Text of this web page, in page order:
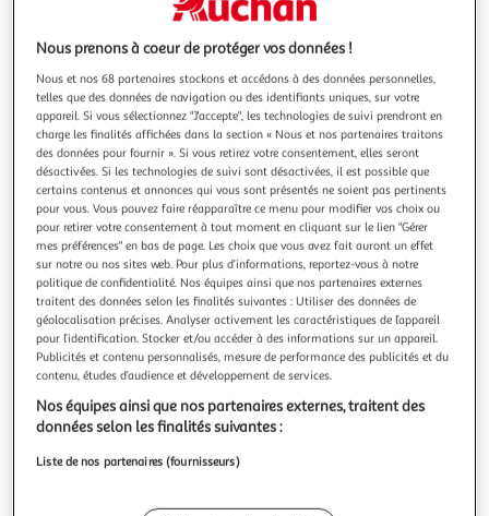
ESPACE-BRICOLAGE
Brosse pour piscine - 25 cm
Description :Présentation :Brosse pour piscine - 25 cm,
utiliser cette brosse de piscine pour nettoyer votre piscine.
Elle s'adapte à tous les manches standards. Avantages :
PratiqueLégèreFacile d'utilisation Caractéristiques :
Dimension : 25 cmCouleur : bleuMatière : plastiquePoids :
162 g Conditio
En savoir +
Vendu par Espace-Bricolage
Livraison dès 3/4 jours
A partir de 6,90€
Plus d'options
Vendu parEspace-Bricolage 1,97€ 3,38€
Livr. ou retrait dès 8/9 jours
Plus d'options
Nous prenons à coeur de protéger vos données !
Nous et nos 68 partenaires stockons et accédons à des données personnelles,
telles que des données de navigation ou des identifiants uniques, sur votre
appareil. Si vous sélectionnez "J'accepte", les technologies de suivi prendront en
charge les finalités affichées dans la section « Nous et nos partenaires traitons
des données pour fournir ». Si vous retirez votre consentement, elles seront
désactivées. Si les technologies de suivi sont désactivées, il est possible que
certains contenus et annonces qui vous sont présentés ne soient pas pertinents
pour vous. Vous pouvez faire réapparaître ce menu pour modifier vos choix ou
pour retirer votre consentement à tout moment en cliquant sur le lien "Gérer
mes préférences" en bas de page. Les choix que vous avez fait auront un effet
sur notre ou nos sites web. Pour plus d’informations, reportez-vous à notre
politique de confidentialité. Nos équipes ainsi que nos partenaires externes
traitent des données selon les finalités suivantes : Utiliser des données de
géolocalisation précises. Analyser activement les caractéristiques de l’appareil
pour l’identification. Stocker et/ou accéder à des informations sur un appareil.
Publicités et contenu personnalisés, mesure de performance des publicités et du
contenu, études d’audience et développement de services.
Nos équipes ainsi que nos partenaires externes, traitent des
données selon les finalités suivantes :
Liste de nos partenaires (fournisseurs)